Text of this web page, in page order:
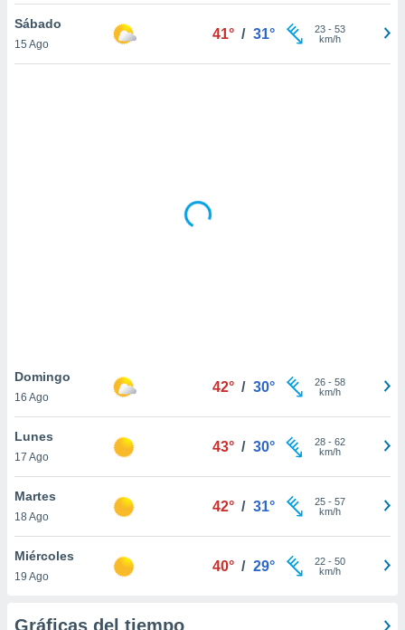
para
ni para
únicos
similares
como
IP
posible
traten tus
en
Para
Sábado
15 Ago
41° / 31° 23- 53
km/h
Domingo
16 Ago
42° / 30° 26- 58
km/h
Lunes
17 Ago
43° / 30° 28- 62
km/h
Martes
18 Ago
42° / 31° 25- 57
km/h
Miércoles
19 Ago
40° / 29° 22- 50
km/h
Gráficas del tiempo